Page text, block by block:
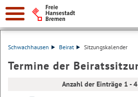
Suche:
Schwachhausen Beirat Sitzungskalender
Termine der
Anzahl der Einträge 1 -